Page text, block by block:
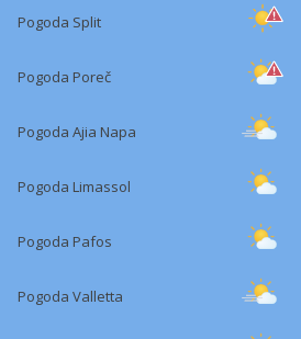
Pogoda Split
Pogoda Poreč
Pogoda Ajia Napa
Pogoda Limassol
Pogoda Pafos
Pogoda Valletta